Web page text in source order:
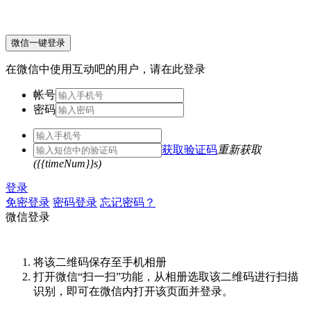
微信一键登录
在微信中使用互动吧的用户，请在此登录
帐号
密码
获取验证码重新获取
({{timeNum}}s)
登录
免密登录 密码登录 忘记密码？
微信登录
将该二维码保存至手机相册
打开微信“扫一扫”功能，从相册选取该二维码进行扫描
识别，即可在微信内打开该页面并登录。